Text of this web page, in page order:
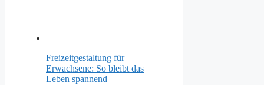
Freizeitgestaltung für
Erwachsene: So bleibt das
Leben spannend